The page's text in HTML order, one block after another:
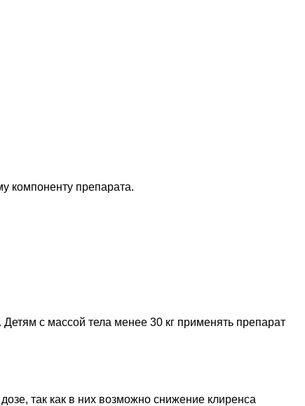
компоненту препарата.
Детям с массой тела менее 30 кг применять препарат
так как в них возможно снижение клиренса